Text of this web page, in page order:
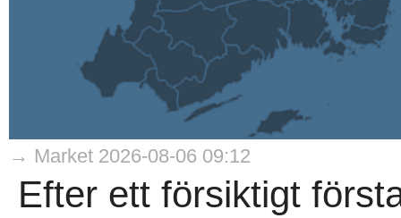
→ Market 2026-08-06 09:12
Efter ett försiktigt